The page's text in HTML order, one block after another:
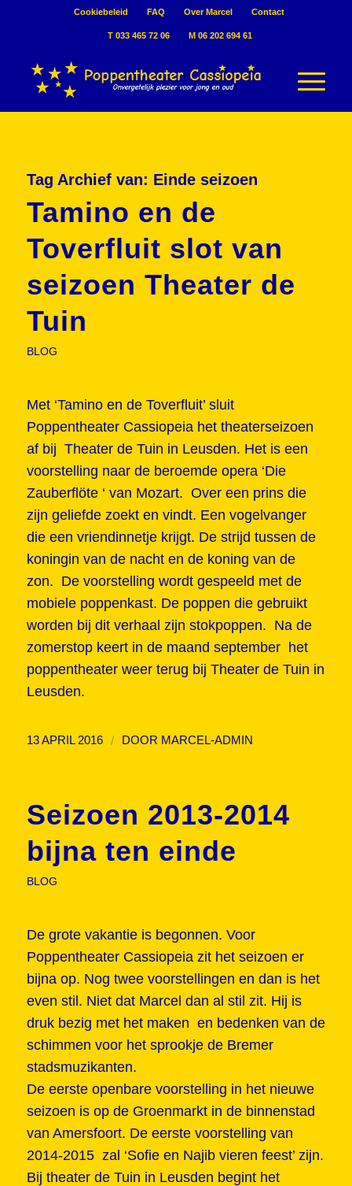
Cookiebeleid FAQ Over Marcel Contact
T 033 465 72 06 M 06 202 694 61
Tag Archief van: Einde seizoen
Tamino en de
Toverfluit slot van
seizoen Theater de
Tuin
BLOG
Met ‘Tamino en de Toverfluit’ sluit
Poppentheater Cassiopeia het theaterseizoen
af bij Theater de Tuin in Leusden. Het is een
voorstelling naar de beroemde opera ‘Die
Zauberflöte ‘ van Mozart. Over een prins die
zijn geliefde zoekt en vindt. Een vogelvanger
die een vriendinnetje krijgt. De strijd tussen de
koningin van de nacht en de koning van de
zon. De voorstelling wordt gespeeld met de
mobiele poppenkast. De poppen die gebruikt
worden bij dit verhaal zijn stokpoppen. Na de
zomerstop keert in de maand september het
poppentheater weer terug bij Theater de Tuin in
Leusden.
13 APRIL 2016 / DOOR MARCEL-ADMIN
Seizoen 2013-2014
bijna ten einde
BLOG
De grote vakantie is begonnen. Voor
Poppentheater Cassiopeia zit het seizoen er
bijna op. Nog twee voorstellingen en dan is het
even stil. Niet dat Marcel dan al stil zit. Hij is
druk bezig met het maken en bedenken van de
schimmen voor het sprookje de Bremer
stadsmuzikanten.
De eerste openbare voorstelling in het nieuwe
seizoen is op de Groenmarkt in de binnenstad
van Amersfoort. De eerste voorstelling van
2014-2015 zal ‘Sofie en Najib vieren feest’ zijn.
Bij theater de Tuin in Leusden begint het